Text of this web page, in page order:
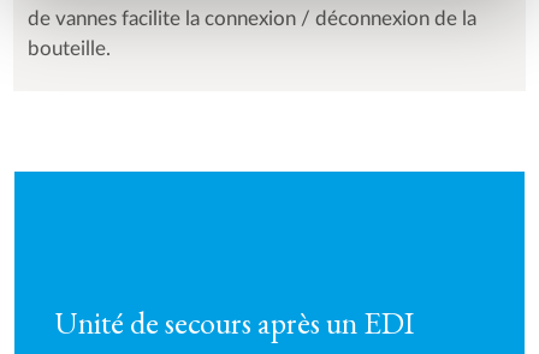
de vannes facilite la connexion / déconnexion de la
bouteille.
Unité de secours après un EDI